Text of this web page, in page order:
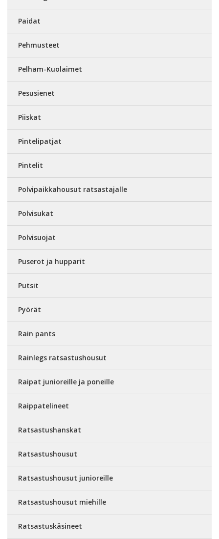
Paidat
Pehmusteet
Pelham-Kuolaimet
Pesusienet
Piiskat
Pintelipatjat
Pintelit
Polvipaikkahousut ratsastajalle
Polvisukat
Polvisuojat
Puserot ja hupparit
Putsit
Pyörät
Rain pants
Rainlegs ratsastushousut
Raipat junioreille ja poneille
Raippatelineet
Ratsastushanskat
Ratsastushousut
Ratsastushousut junioreille
Ratsastushousut miehille
Ratsastuskäsineet